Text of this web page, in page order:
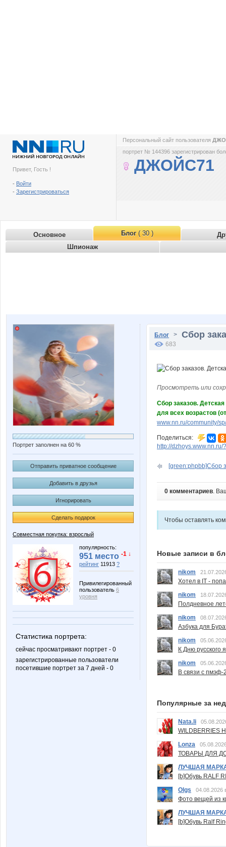
Привет, Гость !
- Войти
- Зарегистрироваться
Персональный сайт пользователя
портрет № 144396 зарегистрирован
ДЖОЙС71
Основное Блог( 30 )
Шпионаж
Портрет заполнен на 60 %
Отправить приватное сообщение
Добавить в друзья
Игнорировать
Сделать подарок
Совместная покупка: взрослый
популярность:
951 место -1 ↓
рейтинг 11913 ?
Привилегированный
пользователь 6
уровня
Статистика портрета:
сейчас просматривают портрет - 0
зарегистрированные пользователи
посетившие портрет за 7 дней - 0
Блог > Сбор
683
Просмотреть или
Сбор заказов.
для всех возрастов
www.nn.ru/community/
Поделиться:
http://dzhoys.www.nn.ru/
[green:phpbb]Сбор
0 комментариев.
Чтобы оставлять
Новые записи в
nikom
Хотел в IT -
nikom
Полдневное
nikom
Азбука для
nikom
К Дню русского
nikom
В связи с пмэф-
Популярные за
Nata.li
Lonza
ТОВАРЫ ДЛЯ
ЛУЧШАЯ
[b]Обувь RALF
Olgs
04.08.2026
Фото вещей из
ЛУЧШАЯ
[b]Обувь Ralf